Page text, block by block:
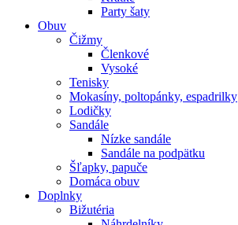
Party šaty
Obuv
Čižmy
Členkové
Vysoké
Tenisky
Mokasíny, poltopánky, espadrilky
Lodičky
Sandále
Nízke sandále
Sandále na podpätku
Šľapky, papuče
Domáca obuv
Doplnky
Bižutéria